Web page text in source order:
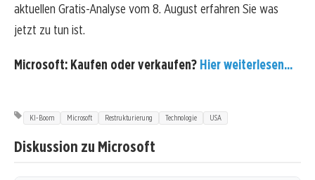
aktuellen Gratis-Analyse vom 8. August erfahren Sie was
jetzt zu tun ist.
Microsoft: Kaufen oder verkaufen? Hier weiterlesen...
KI-Boom Microsoft Restrukturierung Technologie USA
Diskussion zu Microsoft